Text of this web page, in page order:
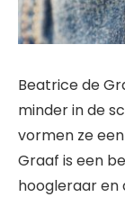
Beatrice de
minder in de
vormen ze
Graaf is een
hoogleraar en